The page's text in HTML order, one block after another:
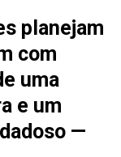
planejam
com
uma
e um
—